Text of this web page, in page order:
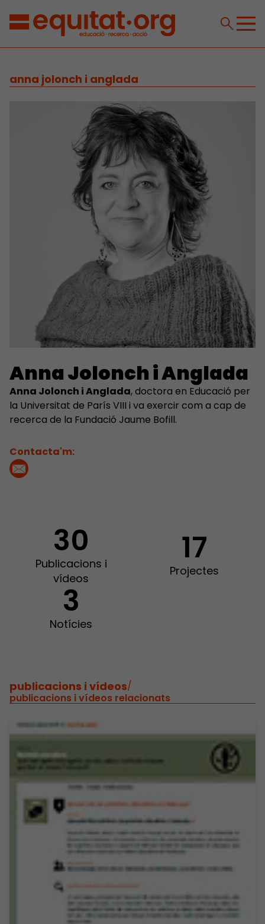
anna jolonch i anglada
Anna Jolonch i Anglada
Anna Jolonch i Anglada, doctora en Educació per
la Universitat de París VIII i va exercir com a cap de
recerca de la Fundació Jaume Bofill.
Contacta'm:
30
Publicacions i
vídeos
17
Projectes
3
Notícies
publicacions i vídeos/
publicacions i vídeos relacionats